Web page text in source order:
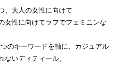
、大人の女性に向けて
女性に向けてラフでフェミニンな
つのキーワードを軸に、カジュアル
ないディティール、